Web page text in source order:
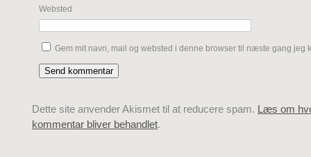
Websted
Gem mit navn, mail og websted i denne browser til næste gang jeg
Dette site anvender Akismet til at reducere spam. Læs om
kommentar bliver behandlet.